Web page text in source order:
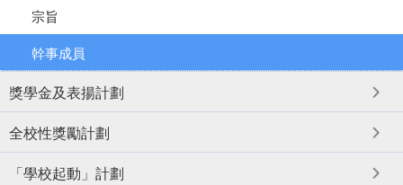
宗旨
幹事成員
獎學金及表揚計劃
全校性獎勵計劃
「學校起動」計劃